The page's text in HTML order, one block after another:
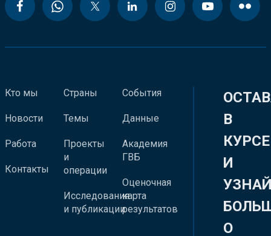
Кто мы
Новости
Работа
Контакты
Страны
Темы
Проекты
и
операции
Исследования
и публикации
События
Данные
Академия
ГВБ
Оценочная
карта
результатов
В
КУРСЕ
И
О